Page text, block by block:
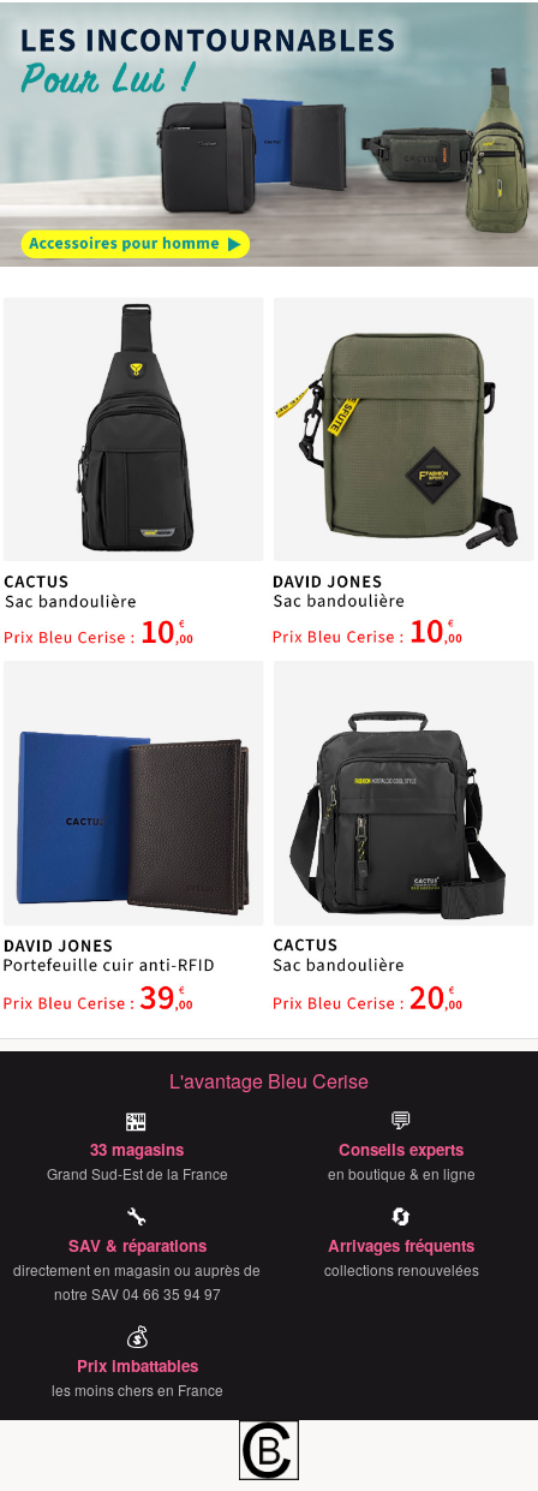
L'avantage Bleu Cerise
🏪
33 magasins
Grand Sud-Est de la France
💬
Conseils experts
en boutique & en ligne
🔧
SAV & réparations
directement en magasin ou auprès de
notre SAV 04 66 35 94 97
🔄
Arrivages fréquents
collections renouvelées
💰
Prix imbattables
les moins chers en France